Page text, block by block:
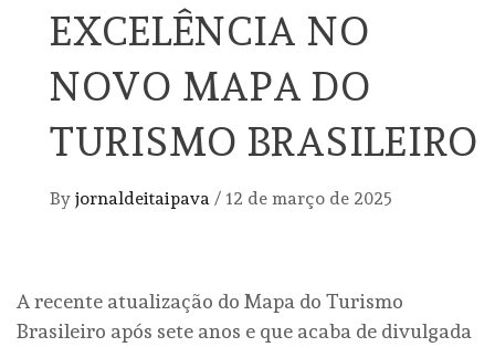
EXCELÊNCIA NO
NOVO MAPA DO
TURISMO BRASILEIRO
By jornaldeitaipava / 12 de março de 2025
A recente atualização do Mapa do Turismo
Brasileiro após sete anos e que acaba de divulgada